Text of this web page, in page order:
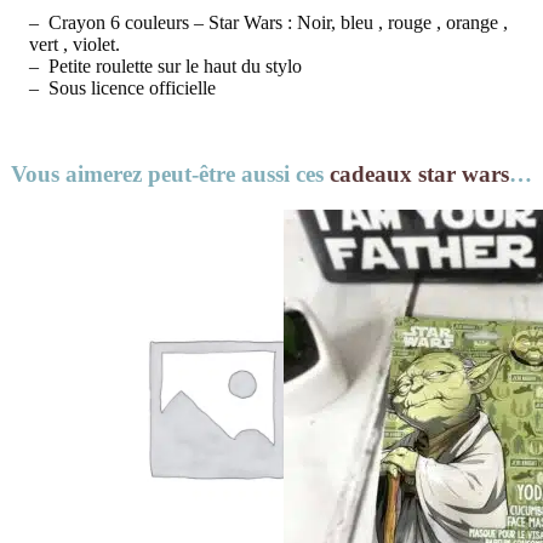
– Crayon 6 couleurs – Star Wars : Noir, bleu , rouge , orange ,
vert , violet.
– Petite roulette sur le haut du stylo
– Sous licence officielle
Vous aimerez peut-être aussi ces cadeaux star wars…